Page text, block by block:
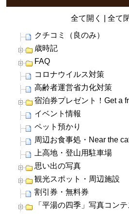
全て開く 全て
クチコミ（良のみ）
歳時記
FAQ
コロナウイルス対策
高齢者運営省力化対策
宿泊券プレゼント！Get a
イベント情報
ペット預かり
周辺お食事処・Near the
上高地・登山用駐車場
思い出の写真
観光スポット・周辺施設
割引券・無料券
「平湯の四季」写真コンテ